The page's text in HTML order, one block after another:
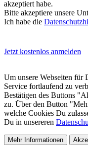
akzeptiert habe.
Bitte akzeptiere unsere
Ich habe die
Jetzt kostenlos anmelden
Um unsere Webseiten für
Service fortlaufend zu
Bestätigen des Buttons
zu. Über den Button
welche Cookies Du
Du in unsereren
Mehr Informationen